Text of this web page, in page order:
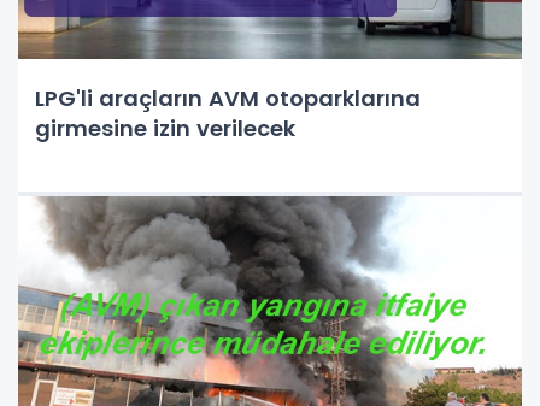
LPG'li araçların AVM otoparklarına
girmesine izin verilecek